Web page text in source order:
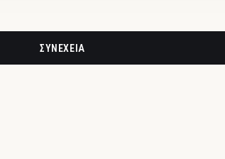
ΣΥΝΈΧΕΙΑ